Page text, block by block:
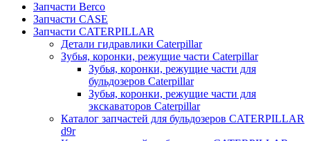
Запчасти Berco
Запчасти CASE
Запчасти CATERPILLAR
Детали гидравлики Caterpillar
Зубья, коронки, режущие части Caterpillar
Зубья, коронки, режущие части для
бульдозеров Caterpillar
Зубья, коронки, режущие части для
экскаваторов Caterpillar
Каталог запчастей для бульдозеров CATERPILLAR
d9r